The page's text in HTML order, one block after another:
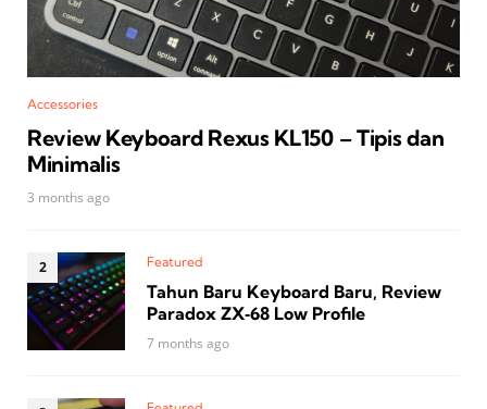
Accessories
Review Keyboard Rexus KL150 – Tipis dan
Minimalis
3 months ago
Featured
Tahun Baru Keyboard Baru, Review
Paradox ZX‑68 Low Profile
7 months ago